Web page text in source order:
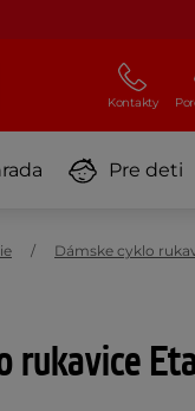
Kontakty
Pre deti
Dámske cyklo
rukavice